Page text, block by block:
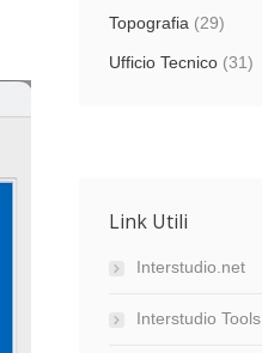
Topografia (29)
Ufficio Tecnico (31)
Link Utili
Interstudio.net
Interstudio Tools